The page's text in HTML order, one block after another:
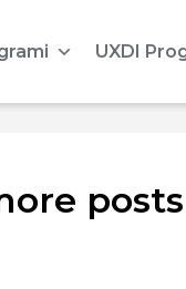
UXDI